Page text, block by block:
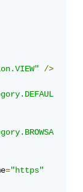
/>
="https"